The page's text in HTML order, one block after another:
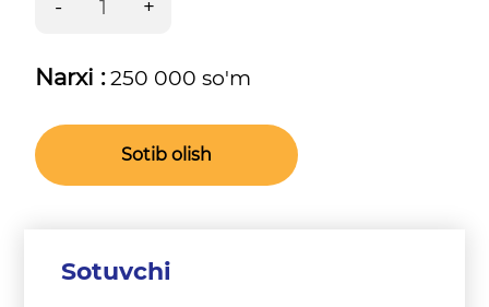
Narxi :250 000 so'm
Sotib olish
Sotuvchi